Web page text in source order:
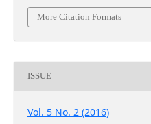
More Citation Formats
ISSUE
Vol. 5 No. 2 (2016)